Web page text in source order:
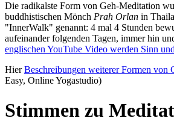
Die radikalste Form von Geh-Meditation
buddhistischen Mönch Prah Orlan in
"InnerWalk" genannt: 4 mal 4 Stunden
aufeinander folgenden Tagen, immer hin
englischen YouTube Video werden Sinn
HierBeschreibungen weiterer Formen von
Easy, Online Yogastudio)
Stimmen zu